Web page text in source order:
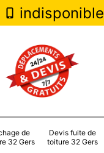
indisponible
de
32 Gers
Devis fuite de
toiture 32 Gers